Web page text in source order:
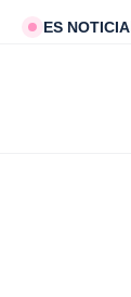
ES NOTICIA